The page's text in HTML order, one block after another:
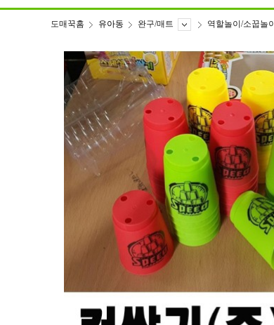
도매꾹홈 유아동 완구/매트 역할놀이/소꿉놀이